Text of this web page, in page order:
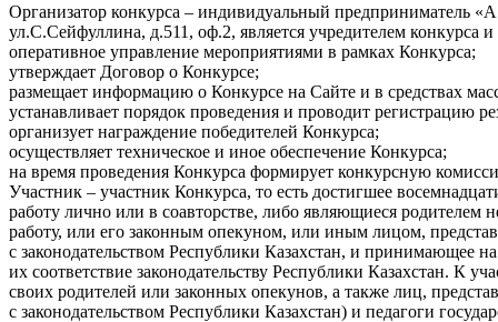
Оргaнизатор конкурса – индивидуальный предприниматель
ул.С.Сейфуллина, д.511, оф.2, является учредителем конкурса и
оперативное управление мероприятиями в рамках Конкурса;
утверждает Договор о Конкурсе;
размещает информацию о Конкурсе на Сайте и в средствах
устанавливает порядок проведения и проводит регистрацию
организует награждение победителей Конкурса;
осуществляет техническое и иное обеспечение Конкурса;
на время проведения Конкурса формирует конкурсную
Участник – участник Конкурса, то есть достигшее
работу лично или в соавторстве, либо являющиеся родителем
работу, или его законным опекуном, или иным лицом,
с законодательством Республики Казахстан, и принимающее
их соответствие законодательству Республики Казахстан. К
своих родителей или законных опекунов, а также лиц,
с законодательством Республики Казахстан) и педагоги